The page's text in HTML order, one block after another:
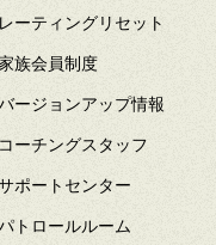
ーティングリセット
族会員制度
ージョンアップ情報
ーチングスタッフ
ポートセンター
トロールルーム